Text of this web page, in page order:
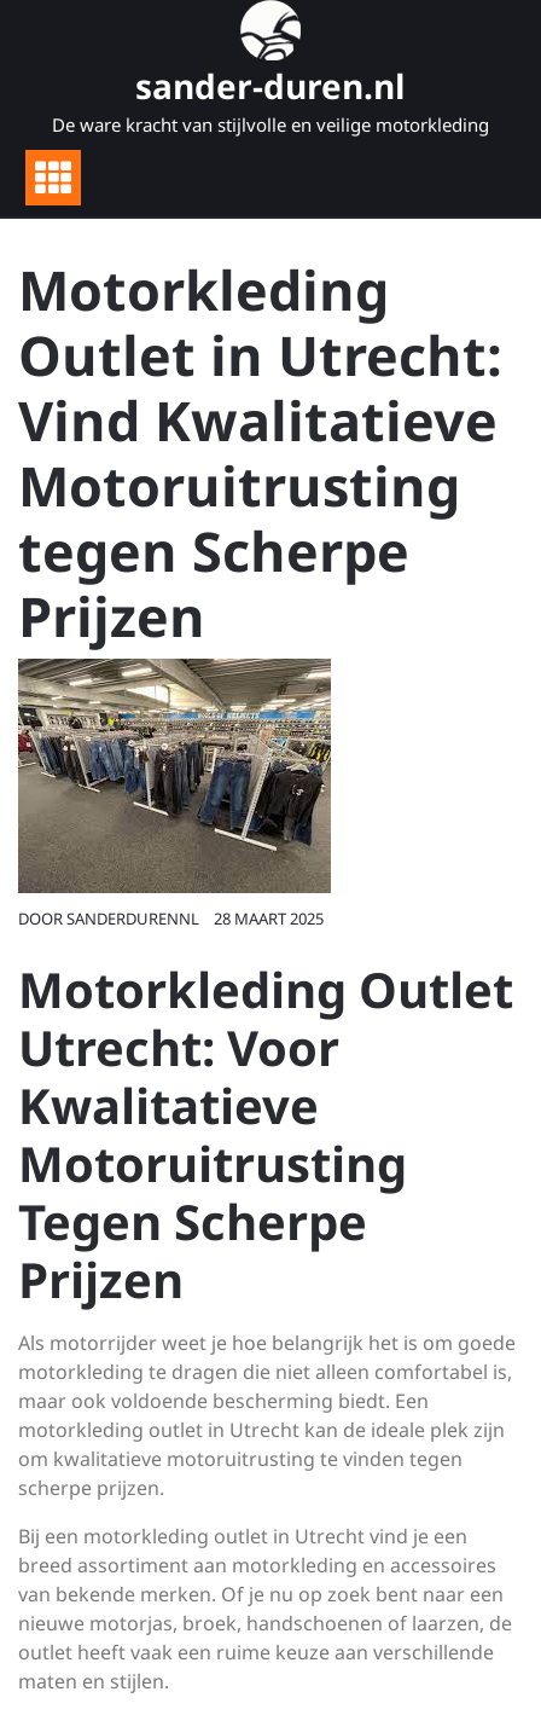
sander-duren.nl
De ware kracht van stijlvolle en veilige motorkleding
Motorkleding
Outlet in Utrecht:
Vind Kwalitatieve
Motoruitrusting
tegen Scherpe
Prijzen
DOORSANDERDURENNL 28 MAART 2025
Motorkleding Outlet
Utrecht: Voor
Kwalitatieve
Motoruitrusting
Tegen Scherpe
Prijzen
Als motorrijder weet je hoe belangrijk het is om goede
motorkleding te dragen die niet alleen comfortabel is,
maar ook voldoende bescherming biedt. Een
motorkleding outlet in Utrecht kan de ideale plek zijn
om kwalitatieve motoruitrusting te vinden tegen
scherpe prijzen.
Bij een motorkleding outlet in Utrecht vind je een
breed assortiment aan motorkleding en accessoires
van bekende merken. Of je nu op zoek bent naar een
nieuwe motorjas, broek, handschoenen of laarzen, de
outlet heeft vaak een ruime keuze aan verschillende
maten en stijlen.